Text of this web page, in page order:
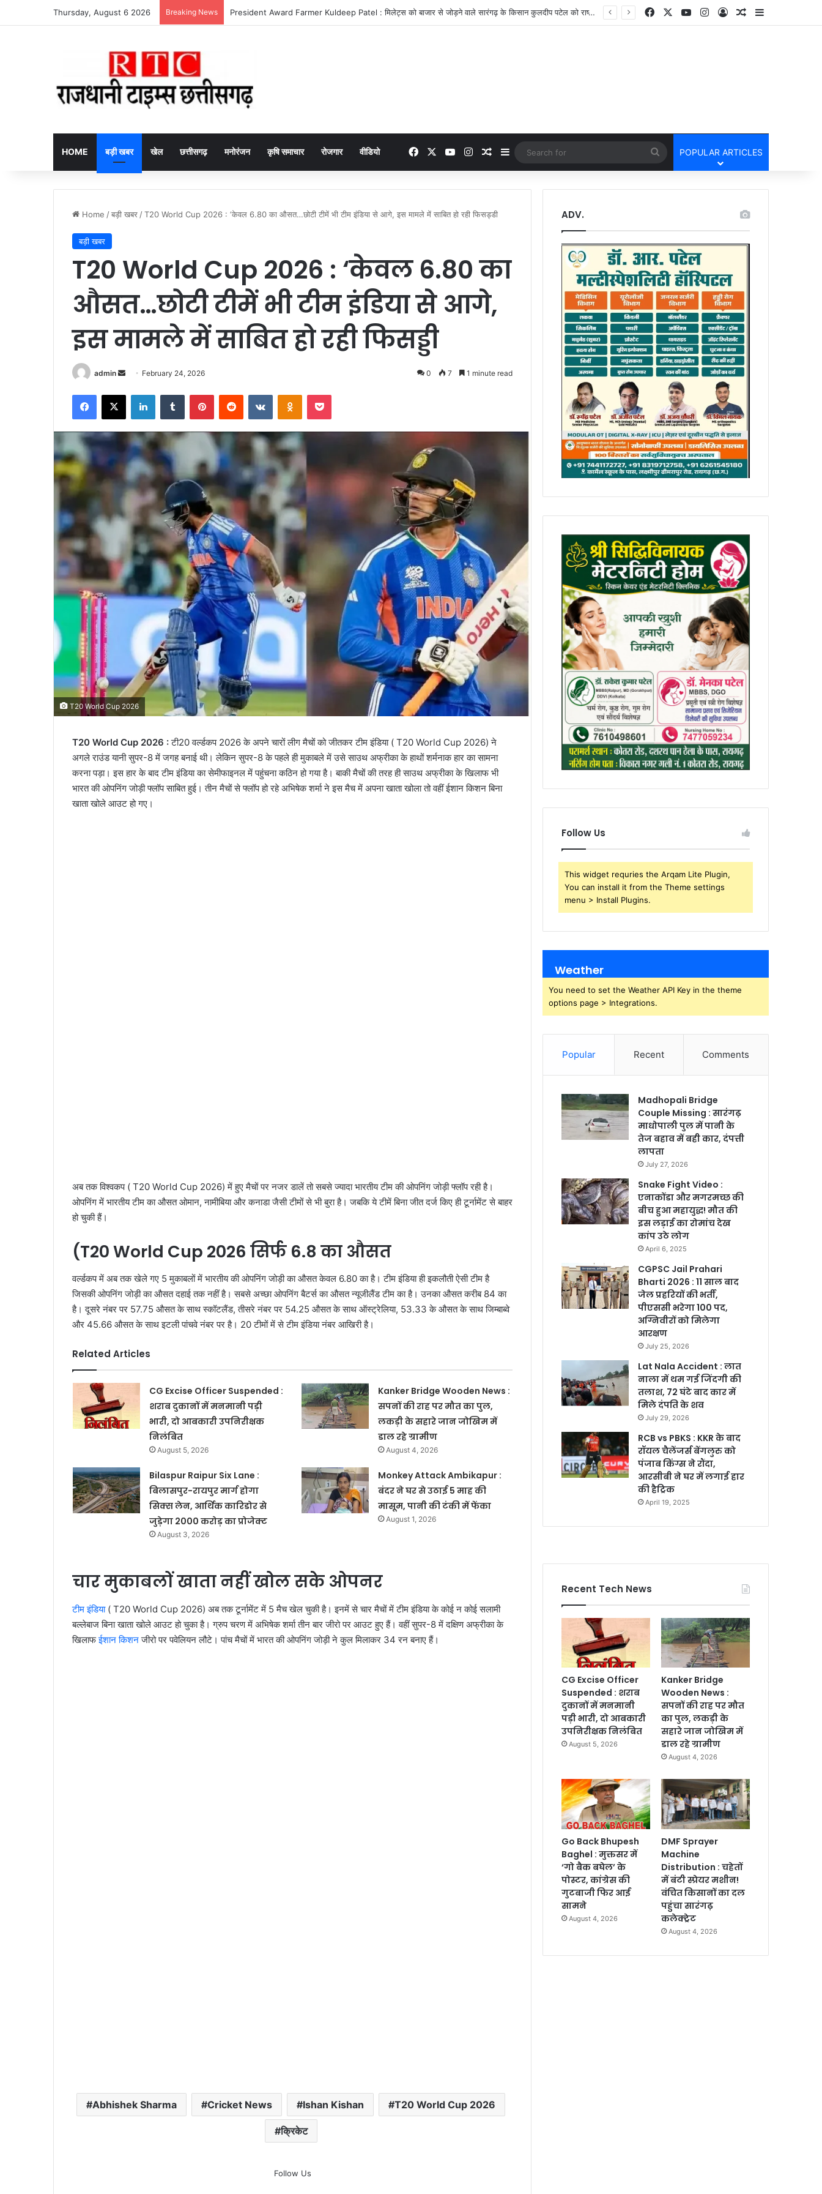
Thursday, August 6 2026 Breaking News CG Excise Officer Suspended : शराब दुकानों में मनमानी पड़ी भारी, दो आबकारी उपनिरीक्षक निलंबित FacebookYouTubeInstagram
Log InRandom Article
Sidebar
HOME बड़ी खबर खेल छत्तीसगढ़ मनोरंजन कृषि समाचार रोजगार वीडियो FacebookYouTubeInstagramRandom Article
Sidebar
Search
for
POPULAR ARTICLES
Home /बड़ी खबर /T20 World Cup 2026 : ‘केवल 6.80 का औसत…छोटी टीमें भी टीम इंडिया से आगे, इस मामले में साबित हो रही फिसड्डी
बड़ी खबर
T20 World Cup 2026 : ‘केवल 6.80 का
औसत…छोटी टीमें भी टीम इंडिया से आगे,
इस मामले में साबित हो रही फिसड्डी
admin
Send
email
February 24, 2026 0 7 1 minute read
Facebook
X LinkedInTumblr PinterestReddit VKontakteOdnoklassniki
Pocket
T20 World Cup 2026
T20 World Cup 2026 :टी20 वर्ल्डकप 2026 के अपने चारों लीग मैचों को जीतकर टीम इंडिया ( T20 World Cup 2026) ने
अगले राउंड यानी सुपर-8 में जगह बनाई थी। लेकिन सुपर-8 के पहले ही मुकाबले में उसे साउथ अफ्रीका के हाथों शर्मनाक हार का सामना
करना पड़ा। इस हार के बाद टीम इंडिया का सेमीफाइनल में पहुंचना कठिन हो गया है। बाकी मैचों की तरह ही साउथ अफ्रीका के खिलाफ भी
भारत की ओपनिंग जोड़ी फ्लॉप साबित हुई। तीन मैचों से फ्लॉप हो रहे अभिषेक शर्मा ने इस मैच में अपना खाता खोला तो वहीं ईशान किशन बिना
खाता खोले आउट हो गए।
अब तक विश्वकप ( T20 World Cup 2026) में हुए मैचों पर नजर डालें तो सबसे ज्यादा भारतीय टीम की ओपनिंग जोड़ी फ्लॉप रही है।
ओपनिंग में भारतीय टीम का औसत ओमान, नामीबिया और कनाडा जैसी टीमों से भी बुरा है। जबकि ये टीमें बिना जीत दर्ज किए ही टूर्नामेंट से बाहर
हो चुकी हैं।
(T20 World Cup 2026 सिर्फ 6.8 का औसत
वर्ल्डकप में अब तक खेले गए 5 मुकाबलों में भारतीय की ओपनिंग जोड़ी का औसत केवल 6.80 का है। टीम इंडिया ही इकलौती ऐसी टीम है
जिसकी ओपनिंग जोड़ी का औसत दहाई तक नहीं है। सबसे अच्छा ओपनिंग बैटर्स का औसत न्यूजीलैंड टीम का है। उनका औसत करीब 84 का
है। दूसरे नंबर पर 57.75 औसत के साथ स्कॉटलैंड, तीसरे नंबर पर 54.25 औसत के साथ ऑस्ट्रेलिया, 53.33 के औसत के साथ जिम्बाब्वे
और 45.66 औसत के साथ इटली पांचवे नंबर पर है। 20 टीमों में से टीम इंडिया नंबर आखिरी है।
Related Articles
CG Excise Officer Suspended :
शराब दुकानों में मनमानी पड़ी
भारी, दो आबकारी उपनिरीक्षक
निलंबित
August 5, 2026
Kanker Bridge Wooden News :
सपनों की राह पर मौत का पुल,
लकड़ी के सहारे जान जोखिम में
डाल रहे ग्रामीण
August 4, 2026
Bilaspur Raipur Six Lane :
बिलासपुर-रायपुर मार्ग होगा
सिक्स लेन, आर्थिक कारिडोर से
जुड़ेगा 2000 करोड़ का प्रोजेक्ट
August 3, 2026
Monkey Attack Ambikapur :
बंदर ने घर से उठाई 5 माह की
मासूम, पानी की टंकी में फेंका
August 1, 2026
चार मुकाबलों खाता नहीं खोल सके ओपनर
टीम इंडिया( T20 World Cup 2026) अब तक टूर्नामेंट में 5 मैच खेल चुकी है। इनमें से चार मैचों में टीम इंडिया के कोई न कोई सलामी
बल्लेबाज बिना खाता खोले आउट हो चुका है। ग्रुप चरण में अभिषेक शर्मा तीन बार जीरो पर आउट हुए हैं। वहीं सुपर-8 में दक्षिण अफ्रीका के
खिलाफईशान किशनजीरो पर पवेलियन लौटे। पांच मैचों में भारत की ओपनिंग जोड़ी ने कुल मिलाकर 34 रन बनाए हैं।
Abhishek Sharma Cricket News Ishan Kishan T20 World Cup 2026
क्रिकेट
Follow Us
ADV.
Follow Us
This widget requries the Arqam Lite Plugin,
You can install it from the Theme settings
menu > Install Plugins.
Weather
You need to set the Weather API Key in the theme
options page > Integrations.
Popular Recent Comments
Madhopali Bridge
Couple Missing : सारंगढ़
माधोपाली पुल में पानी के
तेज बहाव में बही कार, दंपत्ती
लापता
July 27, 2026
Snake Fight Video :
एनाकोंडा और मगरमच्छ की
बीच हुआ महायुद्ध! मौत की
इस लड़ाई का रोमांच देख
कांप उठे लोग
April 6, 2025
CGPSC Jail Prahari
Bharti 2026 : 11 साल बाद
जेल प्रहरियों की भर्ती,
पीएससी भरेगा 100 पद,
अग्निवीरों को मिलेगा
आरक्षण
July 25, 2026
Lat Nala Accident : लात
नाला में थम गई जिंदगी की
तलाश, 72 घंटे बाद कार में
मिले दंपति के शव
July 29, 2026
RCB vs PBKS : KKR के बाद
रॉयल चैलेंजर्स बेंगलुरु को
पंजाब किंग्स ने रौंदा,
आरसीबी ने घर में लगाई हार
की हैट्रिक
April 19, 2025
Recent Tech News
CG Excise Officer
Suspended : शराब
दुकानों में मनमानी
पड़ी भारी, दो आबकारी
उपनिरीक्षक निलंबित
August 5, 2026
Kanker Bridge
Wooden News :
सपनों की राह पर मौत
का पुल, लकड़ी के
सहारे जान जोखिम में
डाल रहे ग्रामीण
August 4, 2026
Go Back Bhupesh
Baghel : मुक्तसर में
‘गो बैक बघेल’ के
पोस्टर, कांग्रेस की
गुटबाजी फिर आई
सामने
August 4, 2026
DMF Sprayer
Machine
Distribution : चहेतों
में बंटी स्प्रेयर मशीन!
वंचित किसानों का दल
पहुंचा सारंगढ़
कलेक्ट्रेट
August 4, 2026